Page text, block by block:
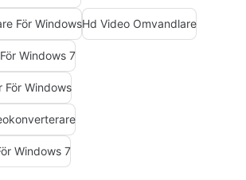
För WindowsHd Video Omvandlare
Windows 7
För Windows
Windows 7